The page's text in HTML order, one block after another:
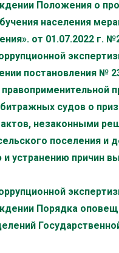
Положения о
населения
от 01.07.2022 г.
постановления №
судов о
незаконными
поселения и
устранению причин
Порядка